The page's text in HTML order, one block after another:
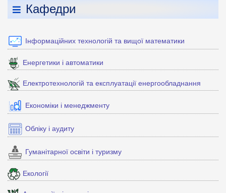
Кафедри
Інформаційних технологій та вищої математики
Енергетики і автоматики
Електротехнологій та експлуатації енергообладнання
Економіки і менеджменту
Обліку і аудиту
Гуманітарної освіти і туризму
Екології